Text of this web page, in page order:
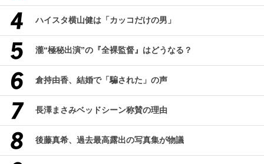
ハイスタ横山健は「カッコだけの男」
瀧“極秘出演”の『全裸監督』はどうなる？
倉持由香、結婚で「騙された」の声
長澤まさみベッドシーン称賛の理由
後藤真希、過去最高露出の写真集が物議